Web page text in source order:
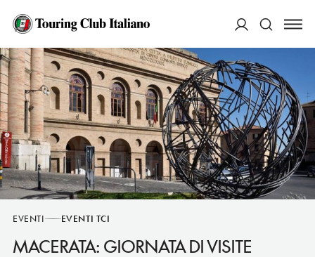
Cerca
EVENTI EVENTI TCI
MACERATA: GIORNATA DI VISITE